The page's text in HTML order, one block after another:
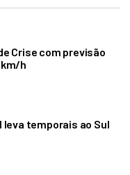
Crise com previsão
h
temporais ao Sul